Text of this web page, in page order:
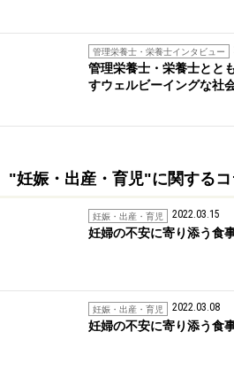
管理栄養士・栄養士インタビュー
管理栄養士・栄養士とと
すウェルビーイングな社
"妊娠・出産・育児"に関するコ
妊娠・出産・育児 2022.03.15
妊婦の不安に寄り添う食
妊娠・出産・育児 2022.03.08
妊婦の不安に寄り添う食